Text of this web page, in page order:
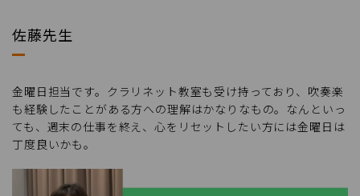
佐藤先生
金曜日担当です。クラリネット教室も受け持っており、吹奏楽
も経験したことがある方への理解はかなりなもの。なんといっ
ても、週末の仕事を終え、心をリセットしたい方には金曜日は
丁度良いかも。